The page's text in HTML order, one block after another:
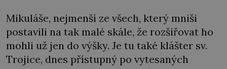
Mikuláše, nejmenší ze všech, který mniši
postavili na tak malé skále, že rozšiřovat ho
mohli už jen do výšky. Je tu také klášter sv.
Trojice, dnes přístupný po vytesaných